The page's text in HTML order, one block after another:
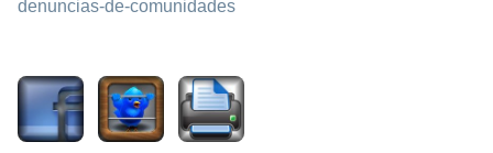
denuncias-de-comunidades